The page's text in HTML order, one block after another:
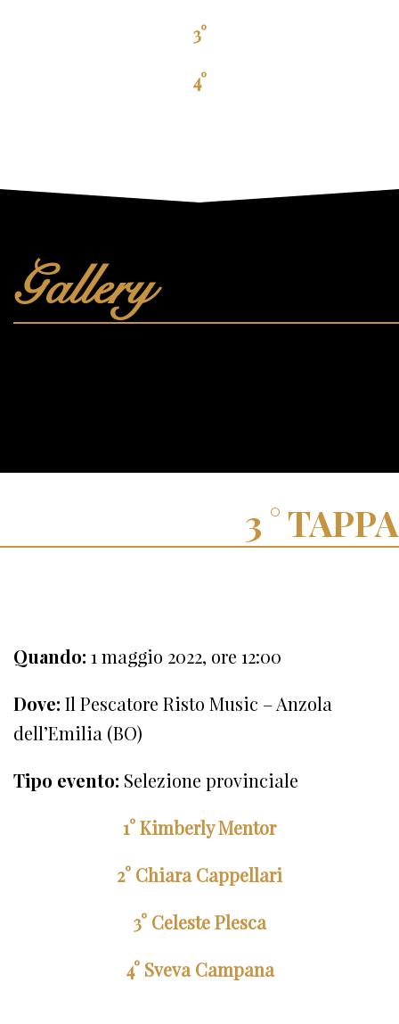
3°
4°
Gallery
TAPPA
Quando: 1 maggio 2022, ore 12:00
Dove: Il Pescatore Risto Music – Anzola
dell’Emilia (BO)
Tipo evento: Selezione provinciale
1° Kimberly Mentor
2° Chiara Cappellari
3° Celeste Plesca
4° Sveva Campana